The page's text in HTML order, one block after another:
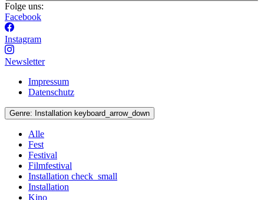
Folge uns:
Facebook
Instagram
Newsletter
Impressum
Datenschutz
Genre: Installation keyboard_arrow_down
Alle
Fest
Festival
Filmfestival
Installation check_small
Installation
Kino